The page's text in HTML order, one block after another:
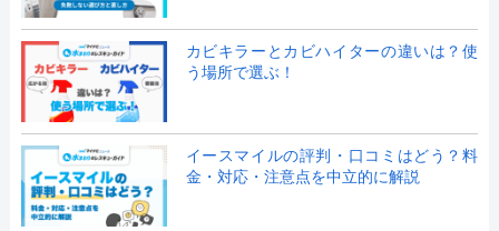
カビキラーとカビハイターの違いは？使
う場所で選ぶ！
イースマイルの評判・口コミはどう？料
金・対応・注意点を中立的に解説